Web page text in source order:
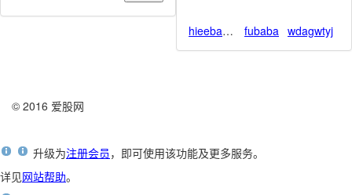
中通客车(000957)
银亿股份(000981)
万丰奥威(002085)
hieebasten fubaba wdagwtyj
© 2016 爱股网
升级为注册会员 ，即可使用该功能及更多服务。
详见网站帮助。